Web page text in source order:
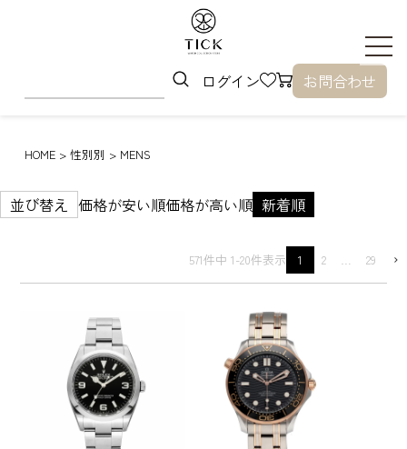
ログイン お問合わせ
HOME 性別別 MENS
並び替え 価格が安い順価格が高い順 新着順
571件中 1-20件表示 1 2 … 29